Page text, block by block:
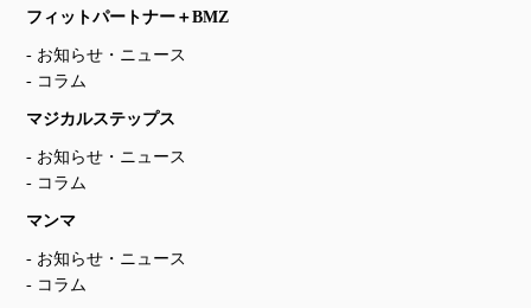
フィットパートナー＋BMZ
お知らせ・ニュース
コラム
マジカルステップス
お知らせ・ニュース
コラム
マンマ
お知らせ・ニュース
コラム